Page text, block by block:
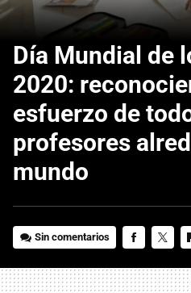
Día Mundial de
2020:
esfuerzo de
profesores
mundo
Sin comentarios